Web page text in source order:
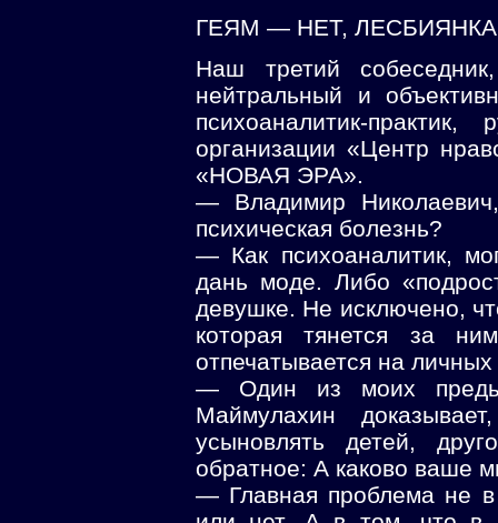
ГЕЯМ — НЕТ,
Наш третий
нейтральный и
психоаналитик-практик,
организации «Центр
«НОВАЯ ЭРА».
— Владимир
психическая болезнь?
— Как психоаналитик,
дань моде. Либо
девушке. Не исключено,
которая тянется за
отпечатывается на
— Один из моих
Маймулахин
усыновлять детей,
обратное: А каково ваше
— Главная проблема не в